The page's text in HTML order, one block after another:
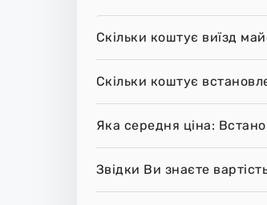
Скільки коштує виїзд
Скільки коштує
Яка середня ціна:
Звідки Ви знаєте